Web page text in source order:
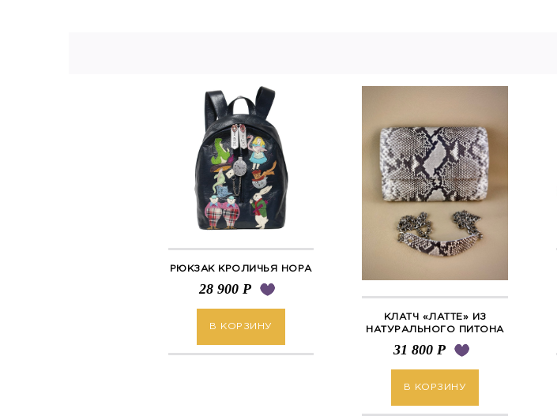
РЮКЗАК КРОЛИЧЬЯ НОРА
28 900 Р
В КОРЗИНУ
КЛАТЧ «ЛАТТЕ» ИЗ
НАТУРАЛЬНОГО ПИТОНА
31 800 Р
В КОРЗИНУ